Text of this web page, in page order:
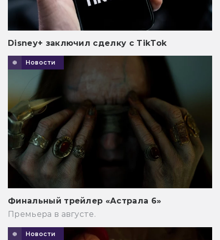
Disney+ заключил сделку с TikTok
Новости
Финальный трейлер «Астрала 6»
Премьера в августе.
Новости